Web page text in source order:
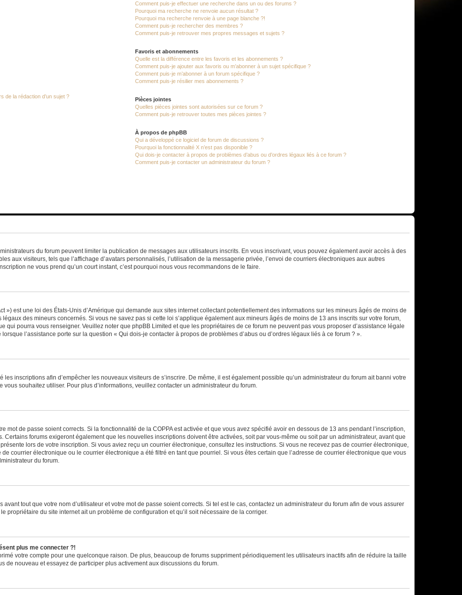
de la rédaction d’un sujet ?
Comment puis-je effectuer une recherche dans un ou des forums ?
Pourquoi ma recherche ne renvoie aucun résultat ?
Pourquoi ma recherche renvoie à une page blanche ?!
Comment puis-je rechercher des membres ?
Comment puis-je retrouver mes propres messages et sujets ?
Favoris et abonnements
Quelle est la différence entre les favoris et les abonnements ?
Comment puis-je ajouter aux favoris ou m’abonner à un sujet spécifique ?
Comment puis-je m’abonner à un forum spécifique ?
Comment puis-je résilier mes abonnements ?
Pièces jointes
Quelles pièces jointes sont autorisées sur ce forum ?
Comment puis-je retrouver toutes mes pièces jointes ?
À propos de phpBB
Qui a développé ce logiciel de forum de discussions ?
Pourquoi la fonctionnalité X n’est pas disponible ?
Qui dois-je contacter à propos de problèmes d’abus ou d’ordres légaux liés à ce forum ?
Comment puis-je contacter un administrateur du forum ?
du forum peuvent limiter la publication de messages aux utilisateurs inscrits. En vous inscrivant, vous pouvez également avoir accès à des
aux visiteurs, tels que l’affichage d’avatars personnalisés, l’utilisation de la messagerie privée, l’envoi de courriers électroniques aux autres
ne vous prend qu’un court instant, c’est pourquoi nous vous recommandons de le faire.
») est une loi des États-Unis d’Amérique qui demande aux sites internet collectant potentiellement des informations sur les mineurs âgés de moins de
des mineurs concernés. Si vous ne savez pas si cette loi s’applique également aux mineurs âgés de moins de 13 ans inscrits sur votre forum,
qui pourra vous renseigner. Veuillez noter que phpBB Limited et que les propriétaires de ce forum ne peuvent pas vous proposer d’assistance légale
l’assistance porte sur la question « Qui dois-je contacter à propos de problèmes d’abus ou d’ordres légaux liés à ce forum ? ».
les inscriptions afin d’empêcher les nouveaux visiteurs de s’inscrire. De même, il est également possible qu’un administrateur du forum ait banni votre
vous souhaitez utiliser. Pour plus d’informations, veuillez contacter un administrateur du forum.
mot de passe soient corrects. Si la fonctionnalité de la COPPA est activée et que vous avez spécifié avoir en dessous de 13 ans pendant l’inscription,
Certains forums exigeront également que les nouvelles inscriptions doivent être activées, soit par vous-même ou soit par un administrateur, avant que
lors de votre inscription. Si vous aviez reçu un courrier électronique, consultez les instructions. Si vous ne recevez pas de courrier électronique,
courrier électronique ou le courrier électronique a été filtré en tant que pourriel. Si vous êtes certain que l’adresse de courrier électronique que vous
du forum.
tout que votre nom d’utilisateur et votre mot de passe soient corrects. Si tel est le cas, contactez un administrateur du forum afin de vous assurer
propriétaire du site internet ait un problème de configuration et qu’il soit nécessaire de la corriger.
plus me connecter ?!
votre compte pour une quelconque raison. De plus, beaucoup de forums suppriment périodiquement les utilisateurs inactifs afin de réduire la taille
de nouveau et essayez de participer plus activement aux discussions du forum.